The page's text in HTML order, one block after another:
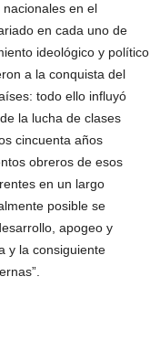
en el
en cada uno de
ideológico y político
a la conquista del
todo ello influyó
la lucha de clases
cincuenta años
obreros de esos
en un largo
posible se
apogeo y
y la consiguiente